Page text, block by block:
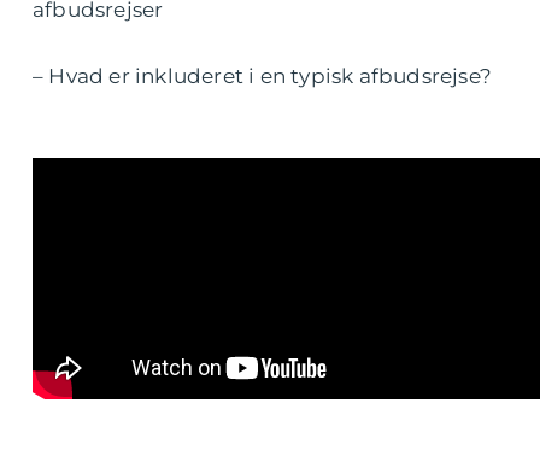
afbudsrejser
– Hvad er inkluderet i en typisk afbudsrejse?